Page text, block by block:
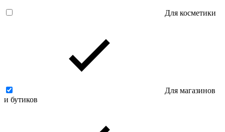
Для косметики
Для магазинов
и бутиков